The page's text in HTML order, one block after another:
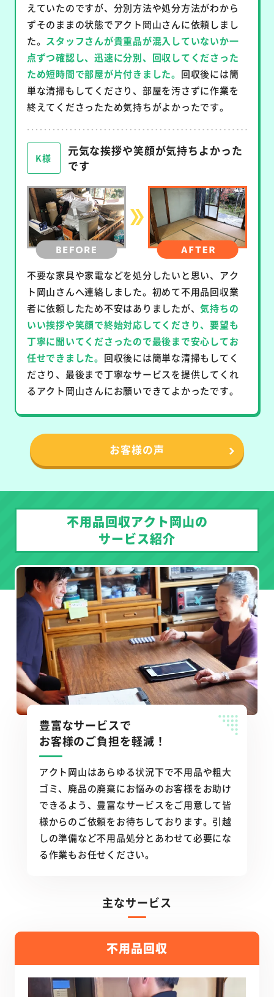
えていたのですが、分別方法や処分方法がわから
ずそのままの状態でアクト岡山さんに依頼しまし
た。 スタッフさんが貴重品が混入していないか一
点ずつ確認し、迅速に分別、回収してくださった
ため短時間で部屋が片付きました。 回収後には簡
単な清掃もしてくださり、部屋を汚さずに作業を
終えてくださったため気持ちがよかったです。
K様
元気な挨拶や笑顔が気持ちよかった
です
不要な家具や家電などを処分したいと思い、アク
ト岡山さんへ連絡しました。初めて不用品回収業
者に依頼したため不安はありましたが、気持ちの
いい挨拶や笑顔で終始対応してくださり、要望も
丁寧に聞いてくださったので最後まで安心してお
任せできました。 回収後には簡単な清掃もしてく
ださり、最後まで丁寧なサービスを提供してくれ
るアクト岡山さんにお願いできてよかったです。
お客様の声
不用品回収アクト岡山の
サービス紹介
豊富なサービスで
お客様のご負担を軽減！
アクト岡山はあらゆる状況下で不用品や粗大
ゴミ、廃品の廃棄にお悩みのお客様をお助け
できるよう、豊富なサービスをご用意して皆
様からのご依頼をお待ちしております。引越
しの準備など不用品処分とあわせて必要にな
る作業もお任せください。
主なサービス
不用品回収